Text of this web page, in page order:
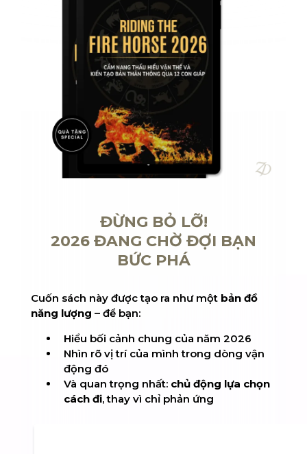
ĐỪNG BỎ LỠ!
2026 ĐANG CHỜ ĐỢI BẠN
BỨC PHÁ
Cuốn sách này được tạo ra như một bản đồ
năng lượng – để bạn:
Hiểu bối cảnh chung của năm 2026
Nhìn rõ vị trí của mình trong dòng vận
động đó
Và quan trọng nhất: chủ động lựa chọn
cách đi, thay vì chỉ phản ứng